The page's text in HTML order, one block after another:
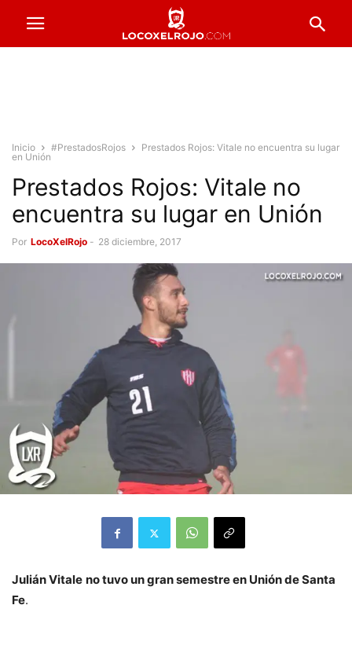
Inicio #PrestadosRojos
Prestados Rojos: Vitale no encuentra su lugar
en Unión
Prestados Rojos: Vitale no
encuentra su lugar en Unión
Por LocoXelRojo - 28 diciembre, 2017
Julián Vitale no tuvo un gran semestre en Unión de Santa
Fe.